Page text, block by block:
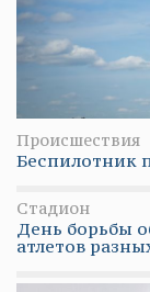
Происшествия
Беспилотник
Стадион
День борьбы
атлетов